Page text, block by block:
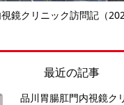
鏡クリニック訪問記（
最近の記事
品川胃腸肛門内視鏡ク